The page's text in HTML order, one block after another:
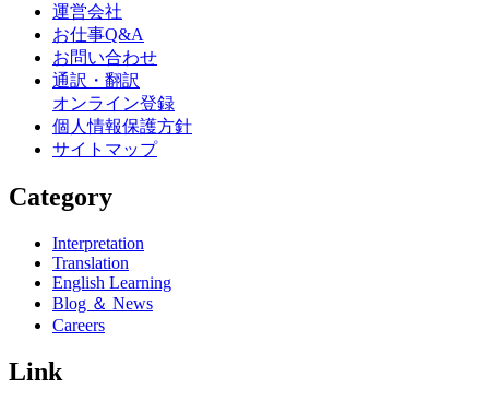
運営会社
お仕事Q&A
お問い合わせ
通訳・翻訳
オンライン登録
個人情報保護方針
サイトマップ
Category
Interpretation
Translation
English Learning
Blog ＆ News
Careers
Link